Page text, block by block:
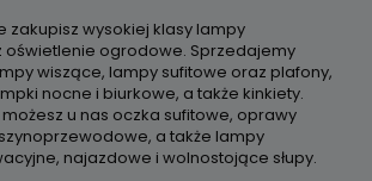
zakupisz wysokiej klasy lampy
oświetlenie ogrodowe. Sprzedajemy
wiszące, lampy sufitowe oraz plafony,
nocne i biurkowe, a także kinkiety.
u nas oczka sufitowe, oprawy
a także lampy
najazdowe i wolnostojące słupy.